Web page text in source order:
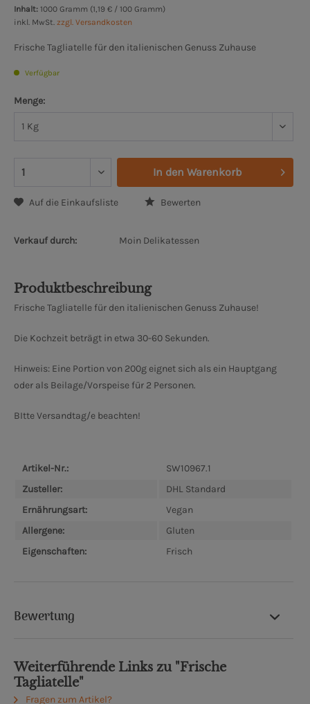
Inhalt: 1000 Gramm (1,19 € / 100 Gramm)
inkl. MwSt. zzgl. Versandkosten
Frische Tagliatelle für den italienischen Genuss Zuhause
Verfügbar
Menge:
In den Warenkorb
Auf die Einkaufsliste Bewerten
Verkauf durch: Moin Delikatessen
Produktbeschreibung
Frische Tagliatelle für den italienischen Genuss Zuhause!
Die Kochzeit beträgt in etwa 30-60 Sekunden.
Hinweis: Eine Portion von 200g eignet sich als ein Hauptgang
oder als Beilage/Vorspeise für 2 Personen.
BItte Versandtag/e beachten!
Artikel-Nr.:
SW10967.1
Zusteller:
DHL Standard
Ernährungsart:
Vegan
Allergene:
Gluten
Eigenschaften:
Frisch
Bewertung
Weiterführende Links zu "Frische
Tagliatelle"
Fragen zum Artikel?